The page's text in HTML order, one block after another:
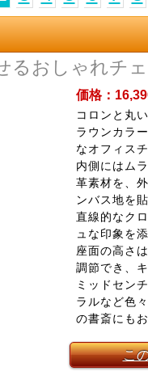
るおしゃれチ
価格：
コロンと丸
ラウンカラ
なオフィス
内側にはム
革素材を、
ンバス地を
直線的なク
ュな印象を
座面の高さ
調節でき、
ミッドセン
ラルなど色
の書斎にも
こ